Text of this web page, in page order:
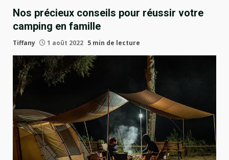
Nos précieux conseils pour réussir votre
camping en famille
Tiffany 1 août 2022 5 min de lecture